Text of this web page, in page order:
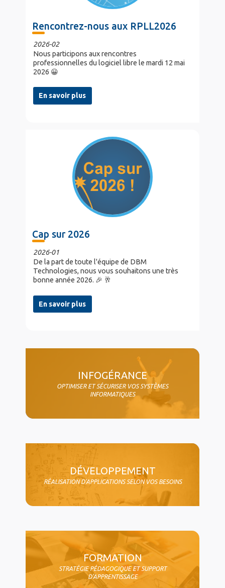
Rencontrez-nous aux RPLL2026
2026-02
Nous participons aux rencontres
professionnelles du logiciel libre le mardi 12 mai
2026 😀
En savoir plus
Cap sur 2026
2026-01
De la part de toute l'équipe de DBM
Technologies, nous vous souhaitons une très
bonne année 2026. 🎉 🥂
En savoir plus
INFOGÉRANCE
OPTIMISER ET SÉCURISER VOS SYSTÈMES
INFORMATIQUES
DÉVELOPPEMENT
RÉALISATION D'APPLICATIONS SELON VOS BESOINS
FORMATION
STRATÉGIE PÉDAGOGIQUE ET SUPPORT
D'APPRENTISSAGE